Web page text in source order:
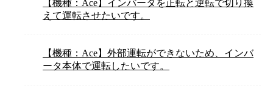
【機種：Ace】インバータを正転と逆転で切り換
えて運転させたいです。
【機種：Ace】外部運転ができないため、インバ
ータ本体で運転したいです。